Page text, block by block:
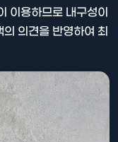
이용하므로 내구성이
의견을 반영하여 최